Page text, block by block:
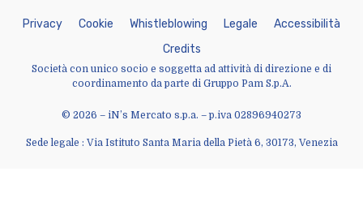
© 2026 – iN’s Mercato s.p.a. – p.iva 02896940273
Sede legale : Via Istituto Santa Maria della Pietà 6, 30173, Venezia
Privacy Cookie Whist eb owing Lega e Accessibi ità
Credits
Società con unico socio e soggetta ad attività di direzione e di
coordinamento da parte di Gruppo Pam S.p.A.